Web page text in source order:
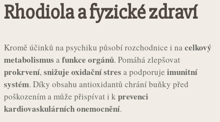
Rhodiola a fyzické zdraví
Kromě účinků na psychiku působí rozchodnice i nacelkový
metabolismus afunkce orgánů. Pomáhá zlepšovat
prokrvení,snižuje oxidační stres a podporuje imunitní
systém. Díky obsahu antioxidantů chrání buňky před
poškozením a může přispívat i kprevenci
kardiovaskulárních onemocnění.